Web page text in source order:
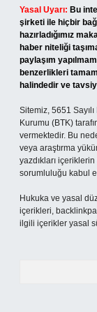
Yasal Uyarı: Bu
şirketi ile hiçbir
hazırladığımız
haber niteliği
paylaşım
benzerlikleri
halindedir ve
Sitemiz, 5651
Kurumu (BTK)
vermektedir. Bu
veya araştırma
yazdıkları
sorumluluğu kabul
Hukuka ve yasal
içerikleri,
ilgili içerikler yasal